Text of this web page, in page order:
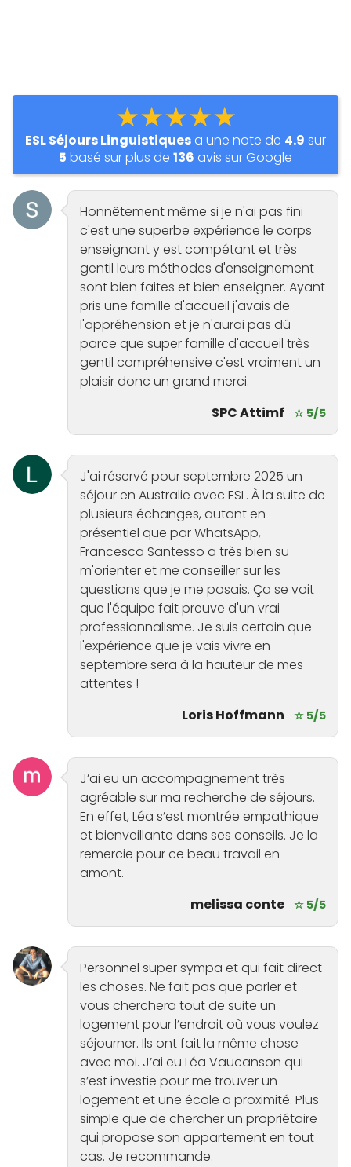
★★★★★
ESL Séjours Linguistiquesa une note de 4.9 sur
5 basé sur plus de 136 avis sur Google
Honnêtement même si je n'ai pas fini
c'est une superbe expérience le corps
enseignant y est compétant et très
gentil leurs méthodes d'enseignement
sont bien faites et bien enseigner. Ayant
pris une famille d'accueil j'avais de
l'appréhension et je n'aurai pas dû
parce que super famille d'accueil très
gentil compréhensive c'est vraiment un
plaisir donc un grand merci.
SPC Attimf
☆ 5/5
J'ai réservé pour septembre 2025 un
séjour en Australie avec ESL. À la suite de
plusieurs échanges, autant en
présentiel que par WhatsApp,
Francesca Santesso a très bien su
m'orienter et me conseiller sur les
questions que je me posais. Ça se voit
que l'équipe fait preuve d'un vrai
professionnalisme. Je suis certain que
l'expérience que je vais vivre en
septembre sera à la hauteur de mes
attentes !
Loris Hoffmann
☆ 5/5
J’ai eu un accompagnement très
agréable sur ma recherche de séjours.
En effet, Léa s’est montrée empathique
et bienveillante dans ses conseils. Je la
remercie pour ce beau travail en
amont.
melissa conte ☆ 5/5
Personnel super sympa et qui fait direct
les choses. Ne fait pas que parler et
vous cherchera tout de suite un
logement pour l’endroit où vous voulez
séjourner. Ils ont fait la même chose
avec moi. J’ai eu Léa Vaucanson qui
s’est investie pour me trouver un
logement et une école a proximité. Plus
simple que de chercher un propriétaire
qui propose son appartement en tout
cas. Je recommande.